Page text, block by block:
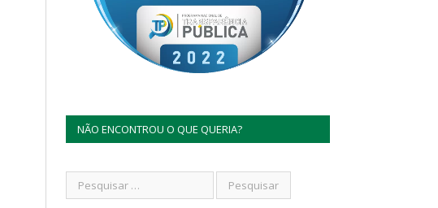
NÃO ENCONTROU O QUE QUERIA?